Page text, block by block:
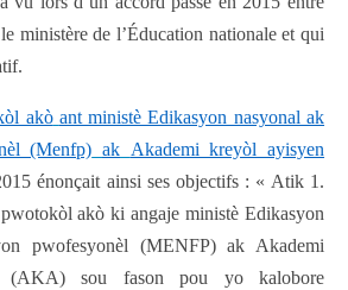
ministère de l’Éducation nationale et qui
akò ant ministè Edikasyon nasyonal ak
(Menfp) ak Akademi kreyòl ayisyen
énonçait ainsi ses objectifs : « Atik 1.
akò ki angaje ministè Edikasyon
pwofesyonèl (MENFP) ak Akademi
(AKA) sou fason pou yo kalobore